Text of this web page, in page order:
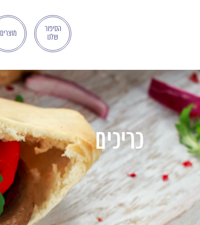
לְהַנְגָּשָׁת
אָתָרִים".
הַמְּסַיַּעַת
לִנְגִישׁוּת
הָאֲתָר.
לִפְתִיחַת
תַּפְרִיט
הֵנְּגִישׁוּת
לְחַץ
ALT+0
הסיפור
שלנו
מוצרים
כריכים